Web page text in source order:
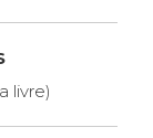
livre)